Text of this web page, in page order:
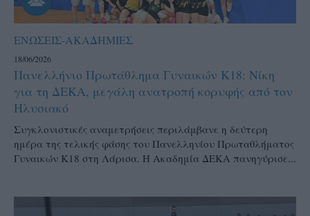
ΕΝΩΣΕΙΣ-ΑΚΑΔΗΜΙΕΣ
18/06/2026
Πανελλήνιο Πρωτάθλημα Γυναικών Κ18: Νίκη
για τη ΔΕΚΑ, μεγάλη ανατροπή κορυφής από τον
Ηλυσιακό
Συγκλονιστικές αναμετρήσεις περιλάμβανε η δεύτερη
ημέρα της τελικής φάσης του Πανελληνίου Πρωταθλήματος
Γυναικών Κ18 στη Λάρισα. Η Ακαδημία ΔΕΚΑ πανηγύρισε...